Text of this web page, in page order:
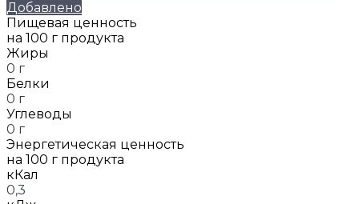
Добавлено
Пищевая ценность
на 100 г продукта
Жиры
0 г
Белки
0 г
Углеводы
0 г
Энергетическая ценность
на 100 г продукта
кКал
0,3